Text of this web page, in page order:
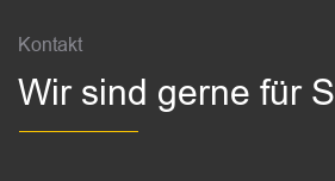
Kontakt
Wir sind gerne für